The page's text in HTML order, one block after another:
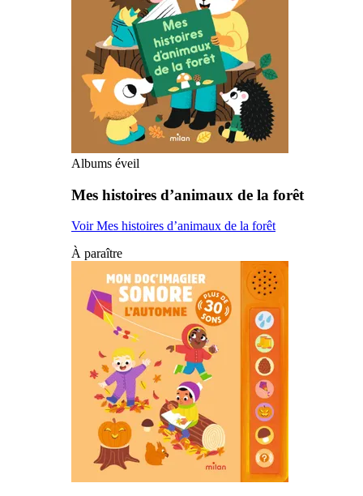
Albums éveil
Mes histoires d’animaux de la forêt
Voir Mes histoires d’animaux de la forêt
À paraître